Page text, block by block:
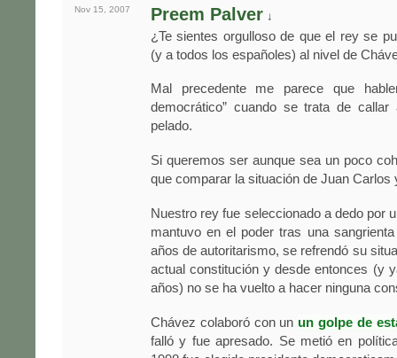
Nov 15, 2007 Preem Palver ↓
¿Te sientes orgulloso de que el rey se
(y a todos los españoles) al nivel de
Mal precedente me parece que
democrático” cuando se trata de
pelado.
Si queremos ser aunque sea un poco
que comparar la situación de Juan Carlos
Nuestro rey fue seleccionado a dedo por
mantuvo en el poder tras una
años de autoritarismo, se refrendó su
actual constitución y desde entonces (y
años) no se ha vuelto a hacer ninguna
Chávez colaboró con un un golpe de
falló y fue apresado. Se metió en